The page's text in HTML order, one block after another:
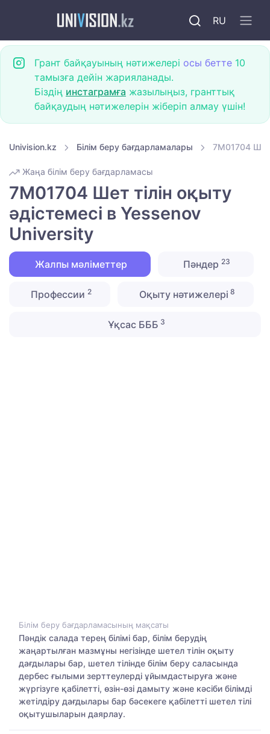
RU
Грант байқауының нәтижелері осы бетте 10
тамызға дейін жарияланады.
Біздің инстаграмға жазылыңыз, гранттық
байқаудың нәтижелерін жіберіп алмау үшін!
Univision.kz Білім беру бағдарламалары 7M01704 Шет
Жаңа білім беру бағдарламасы
7M01704 Шет тілін оқыту
әдістемесі в Yessenov
University
Жалпы мәліметтер Пәндер23
Профессии 2 Оқыту нәтижелері 8
Ұқсас БББ 3
Білім беру бағдарламасының мақсаты
Пәндік салада терең білімі бар, білім берудің
жаңартылған мазмұны негізінде шетел тілін оқыту
дағдылары бар, шетел тілінде білім беру саласында
дербес ғылыми зерттеулерді ұйымдастыруға және
жүргізуге қабілетті, өзін-өзі дамыту және кәсіби білімді
жетілдіру дағдылары бар бәсекеге қабілетті шетел тілі
оқытушыларын даярлау.